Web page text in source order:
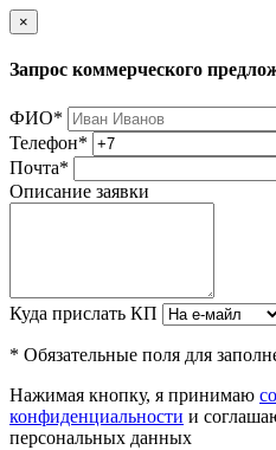
×
Запрос коммерческого
ФИО*
Телефон*
Почта*
Описание заявки
Куда прислать КП
* Обязательные поля для
Нажимая кнопку, я принимаю
конфиденциальности и
персональных данных